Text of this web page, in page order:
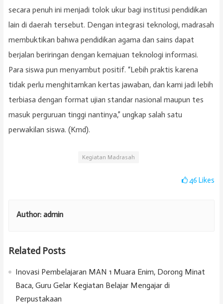
secara penuh ini menjadi tolok ukur bagi institusi pendidikan
lain di daerah tersebut. Dengan integrasi teknologi, madrasah
membuktikan bahwa pendidikan agama dan sains dapat
berjalan beriringan dengan kemajuan teknologi informasi.
Para siswa pun menyambut positif. “Lebih praktis karena
tidak perlu menghitamkan kertas jawaban, dan kami jadi lebih
terbiasa dengan format ujian standar nasional maupun tes
masuk perguruan tinggi nantinya,” ungkap salah satu
perwakilan siswa. (Kmd).
Kegiatan Madrasah
46Likes
Author: admin
Related Posts
Inovasi Pembelajaran MAN 1 Muara Enim, Dorong Minat
Baca, Guru Gelar Kegiatan Belajar Mengajar di
Perpustakaan